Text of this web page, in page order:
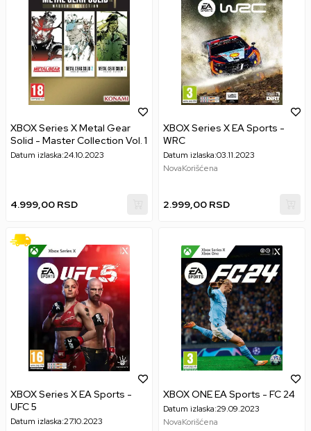
XBOX Series X Metal Gear
Solid - Master Collection Vol. 1
Datum izlaska:24.10.2023
4.999,00 RSD
XBOX Series X EA Sports -
WRC
Datum izlaska:03.11.2023
NovaKorišćena
2.999,00 RSD
XBOX Series X EA Sports -
UFC 5
Datum izlaska:27.10.2023
XBOX ONE EA Sports - FC 24
Datum izlaska:29.09.2023
NovaKorišćena